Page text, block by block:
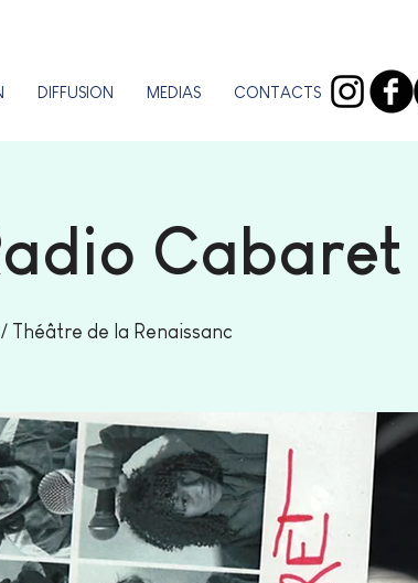
DIFFUSION MEDIAS CONTACTS
Cabaret
Théâtre de la Renaissanc